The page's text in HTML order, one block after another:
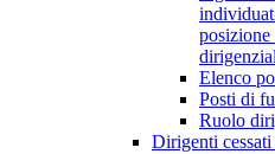
Elenco
Posti di
Ruolo
Dirigenti cessati